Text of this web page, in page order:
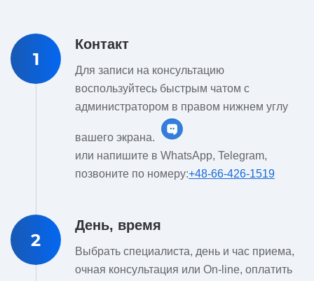
1
Контакт
Для записи на консультацию
воспользуйтесь быстрым чатом с
администратором в правом нижнем углу
вашего экрана.
или напишите в WhatsApp, Telegram,
позвоните по номеру:+48-66-426-1519
2
День, время
Выбрать специалиста, день и час приема,
очная консультация или On-line, оплатить